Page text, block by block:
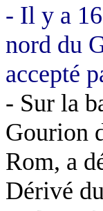
- Il y a
nord du
accepté
- Sur la
Gourion
Rom, a
Dérivé